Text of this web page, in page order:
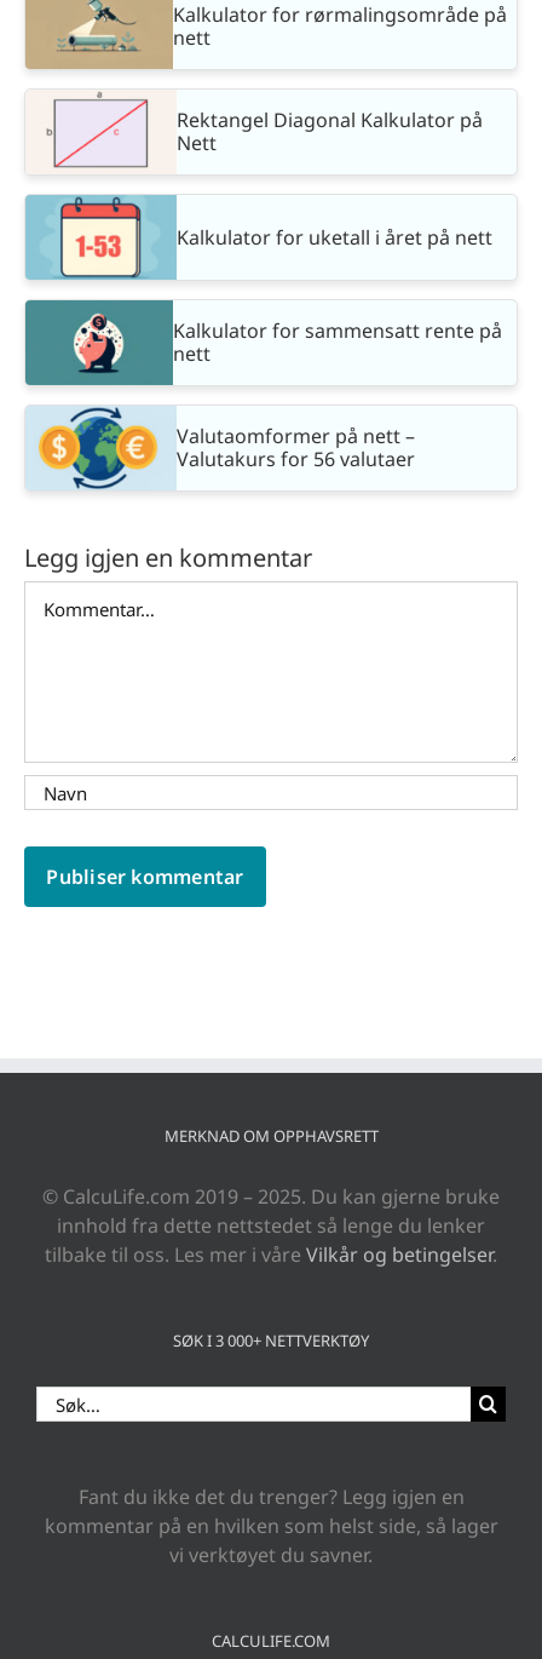
Kalkulator for rørmalingsområde på
nett
Rektangel Diagonal Kalkulator på
Nett
Kalkulator for uketall i året på nett
Kalkulator for sammensatt rente på
nett
Valutaomformer på nett –
Valutakurs for 56 valutaer
Legg igjen en kommentar
MERKNAD OM OPPHAVSRETT
© CalcuLife.com 2019 – 2025. Du kan gjerne bruke
innhold fra dette nettstedet så lenge du lenker
tilbake til oss. Les mer i våre Vilkår og betingelser.
SØK I 3 000+ NETTVERKTØY
Search
for:
Fant du ikke det du trenger? Legg igjen en
kommentar på en hvilken som helst side, så lager
vi verktøyet du savner.
CALCULIFE.COM